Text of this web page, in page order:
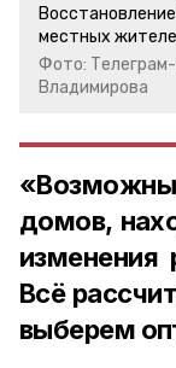
местных
Фото:
Владимирова
домов,
изменения
Всё
выберем